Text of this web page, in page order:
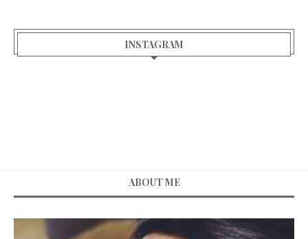
INSTAGRAM
ABOUT ME